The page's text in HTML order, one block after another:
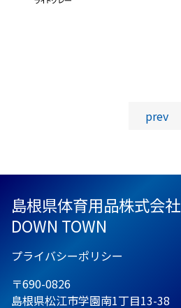
prev
島根県体育用品株式会社
DOWN TOWN
プライバシーポリシー
〒690-0826
島根県松江市学園南1丁目13-38